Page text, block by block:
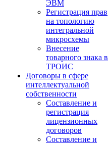
ЭВМ
Регистрация прав
на топологию
интегральной
микросхемы
Внесение
товарного знака в
ТРОИС
Договоры в сфере
интеллектуальной
собственности
Составление и
регистрация
лицензионных
договоров
Составление и